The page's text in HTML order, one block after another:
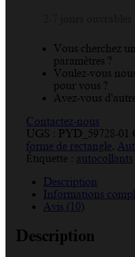
Vous cherchez
paramètres ?
Voulez-vous
pour vous ?
Avez-vous
Contactez-nous
UGS : PYD_59728-01
forme de rectangle,
Étiquette : autocollants
Description
Informations
Avis (10)
Description